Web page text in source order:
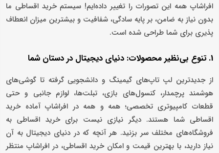
افراشاپ همه این تصورات را تغییر داده‌ایم! سیستم خرید اقساطی ما
بدون نیاز به ضامن، بر پایه سادگی، شفافیت و بیشترین میزان انعطاف
‌پذیری برای شما طراحی شده است.
1. تنوع بی‌نظیر محصولات: دنیای دیجیتال در دستان شما
از جدیدترین لپ تاپ‌های گیمینگ و دانشجویی گرفته تا گوشی‌های
هوشمند پرچمدار، کنسول‌های بازی، تبلت‌ها، لوازم جانبی و حتی
قطعات کامپیوتری تخصصی؛ همه و همه در افراشاپ آماده خرید
اقساطی شما هستند. دیگر نیازی نیست برای خرید اقساطی به
فروشگاه‌های مختلف سر بزنید. هر آنچه که در دنیای دیجیتال به آن
نیاز دارید، با بهترین قیمت و امکان خرید اقساطی، در افراشاپ منتظر